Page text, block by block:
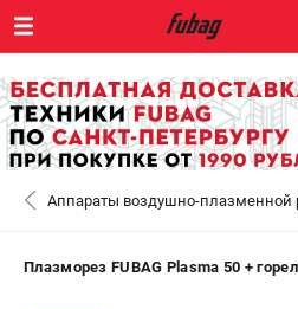
+7 (8112) 59-10-67 - ЗАКАЗ
+7 (812) 317-60-57 - ЗАКАЗ
САНКТ-ПЕТЕРБУРГ
0 ₽
Аппараты воздушно-плазменной
Плазморез FUBAG Plasma 50 +